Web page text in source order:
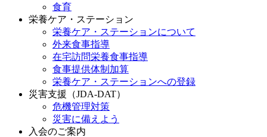
食育
栄養ケア・ステーション
栄養ケア・ステーションについて
外来食事指導
在宅訪問栄養食事指導
食事提供体制加算
栄養ケア・ステーションへの登録
災害支援（JDA-DAT）
危機管理対策
災害に備えよう
入会のご案内